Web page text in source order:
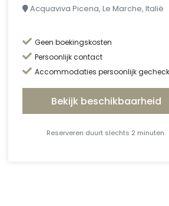
Acquaviva Picena, Le Marche, Italië
Geen boekingskosten
Persoonlijk contact
Accommodaties persoonlijk
Bekijk beschikbaarheid
Reserveren duurt slechts 2 minuten.